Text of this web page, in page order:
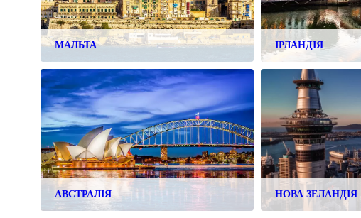
МАЛЬТА ІРЛАНДІЯ
АВСТРАЛІЯ НОВА ЗЕЛАНДІЯ